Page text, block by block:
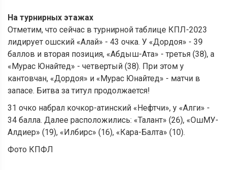
На турнирных этажах
Отметим, что сейчас в турнирной таблице КПЛ-2023
лидирует ошский «Алай» - 43 очка. У «Дордоя» - 39
баллов и вторая позиция, «Абдыш-Ата» - третья (38), а
«Мурас Юнайтед» - четвертый (38). При этом у
кантовчан, «Дордоя» и «Мурас Юнайтед» - матчи в
запасе. Битва за титул продолжается!
31 очко набрал кочкор-атинский «Нефтчи», у «Алги» -
34 балла. Далее расположились: «Талант» (26), «ОшМУ-
Алдиер» (19), «Илбирс» (16), «Кара-Балта» (10).
Фото КПФЛ